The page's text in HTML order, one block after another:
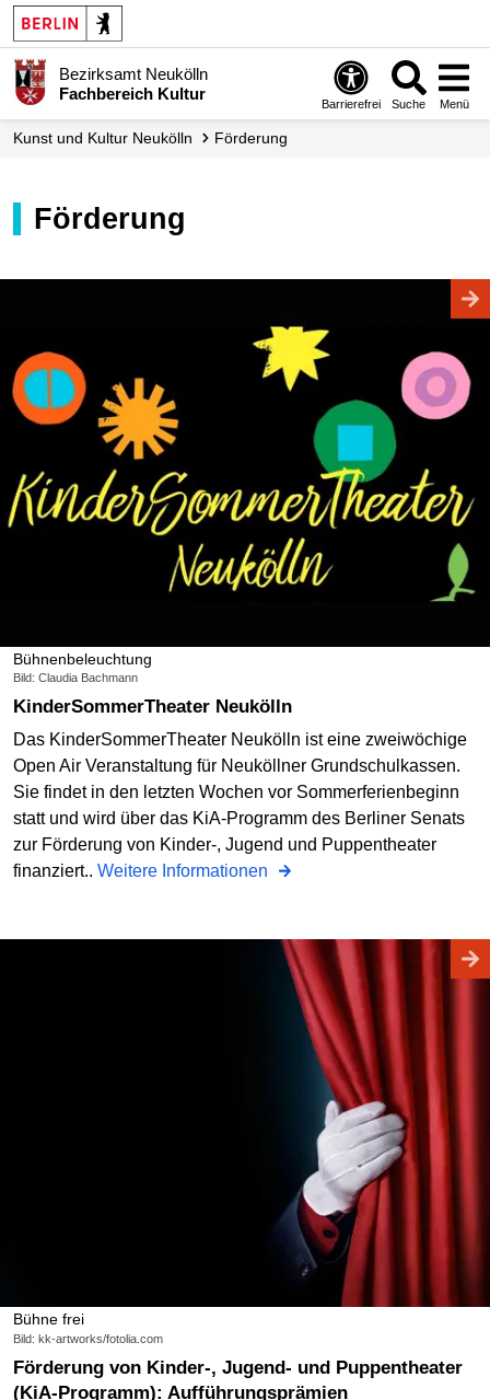
Bezirksamt Neukölln
Fachbereich Kultur
Barrierefrei Suche Menü
Kunst und Kultur Neukölln Förderung
Förderung
Bühnenbeleuchtung
Bild: Claudia Bachmann
KinderSommerTheater Neukölln
Das KinderSommerTheater Neukölln ist eine zweiwöchige
Open Air Veranstaltung für Neuköllner Grundschulkassen.
Sie findet in den letzten Wochen vor Sommerferienbeginn
statt und wird über das KiA-Programm des Berliner Senats
zur Förderung von Kinder-, Jugend und Puppentheater
finanziert.. Weitere Informationen
Bühne frei
Bild: kk-artworks/fotolia.com
Förderung von Kinder-, Jugend- und Puppentheater
(KiA-Programm): Aufführungsprämien